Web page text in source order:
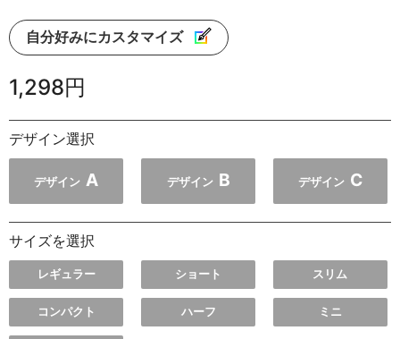
自分好みにカスタマイズ
1,298円
デザイン選択
デザイン A デザイン B デザイン C
サイズを選択
レギュラー ショート スリム
コンパクト ハーフ ミニ